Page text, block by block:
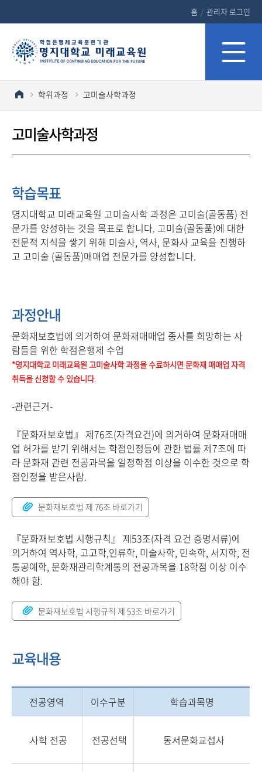
홈 / 관리자 로그인
학위과정 고미술사학과정
고미술사학과정
학습목표
명지대학교 미래교육원 고미술사학 과정은 고미술(골동품) 전
문가를 양성하는 것을 목표로 합니다. 고미술(골동품)에 대한
전문적 지식을 쌓기 위해 미술사, 역사, 문화사 교육을 진행하
고 고미술 (골동품)매매업 전문가를 양성합니다.
과정안내
문화재보호법에 의거하여 문화재매매업 종사를 희망하는 사
람들을 위한 학점은행제 수업
*명지대학교 미래교육원 고미술사학 과정을 수료하시면 문화재 매매업 자격
취득을 신청할 수 있습니다.
-관련근거-
『문화재보호법』 제76조(자격요건)에 의거하여 문화재매매
업 허가를 받기 위해서는 학점인정등에 관한 법률 제7조에 따
라 문화재 관련 전공과목을 일정학점 이상을 이수한 것으로 학
점인정을 받은사람.
문화재보호법 제 76조 바로가기
『문화재보호법 시행규칙』 제53조(자격 요건 증명서류)에
의거하여 역사학, 고고학,인류학, 미술사학, 민속학, 서지학, 전
통공예학, 문화재관리학계통의 전공과목을 18학점 이상 이수
해야 함.
문화재보호법 시행규칙 제 53조 바로가기
교육내용
전공영역 이수구분 학습과목명
사학 전공 전공선택 동서문화교섭사